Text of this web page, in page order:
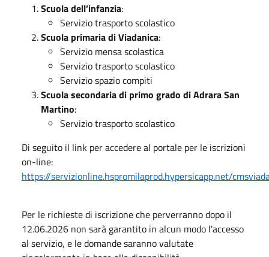
Scuola dell’infanzia:
Servizio trasporto scolastico
Scuola primaria di Viadanica:
Servizio mensa scolastica
Servizio trasporto scolastico
Servizio spazio compiti
Scuola secondaria di primo grado di Adrara San
Martino:
Servizio trasporto scolastico
Di seguito il link per accedere al portale per le iscrizioni
on-line:
https://servizionline.hspromilaprod.hypersicapp.net/
Per le richieste di iscrizione che perverranno dopo il
12.06.2026 non sarà garantito in alcun modo l'accesso
al servizio, e le domande saranno valutate